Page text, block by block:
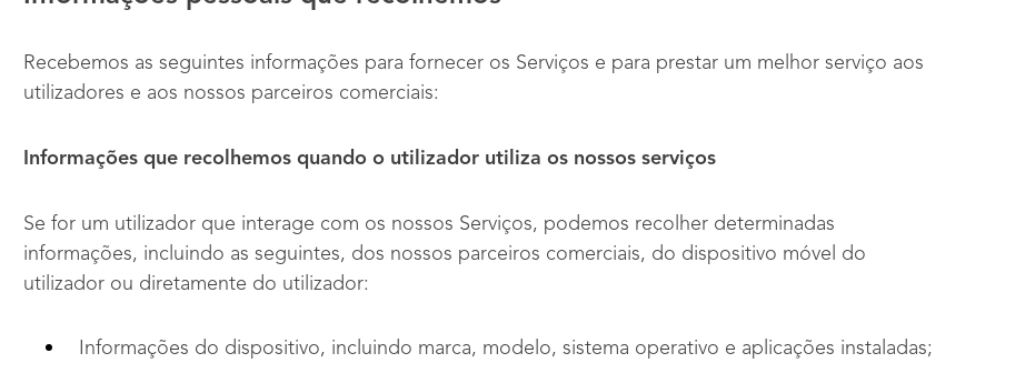
Recebemos as seguintes informações para fornecer os Serviços e para prestar um melhor serviço aos
utilizadores e aos nossos parceiros comerciais:
Informações que recolhemos quando o utilizador utiliza os nossos serviços
Se for um utilizador que interage com os nossos Serviços, podemos recolher determinadas
informações, incluindo as seguintes, dos nossos parceiros comerciais, do dispositivo móvel do
utilizador ou diretamente do utilizador:
Informações do dispositivo, incluindo marca, modelo, sistema operativo e aplicações instaladas;